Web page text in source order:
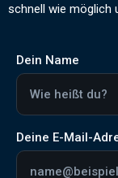
schnell wie möglich
Dein Name
Deine E-Mail-